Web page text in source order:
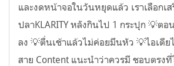
และงดหน้าจอในวันหยุดแล้ว เราเลือกเ
ปลาKLARITY หลังกินไป 1 กระปุก 💡ต
ลง 💡ตื่นเช้าแล้วไม่ค่อยมึนหัว 💡ไอเดี
สาย Content แนะนำว่าควรมี ชอบตรง